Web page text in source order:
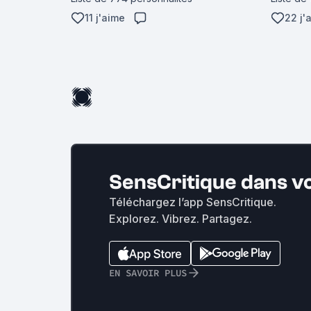
11 j'aime
22
SensCritique dans
Téléchargez l’app SensCritique.
Explorez. Vibrez. Partagez.
EN SAVOIR PLUS